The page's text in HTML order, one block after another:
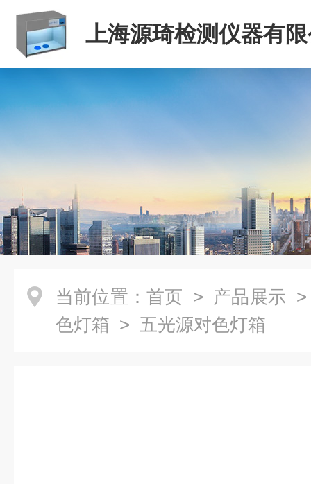
上海源琦检测仪器有
当前位置： 首页 > 产品展示
色灯箱 > 五光源对色灯箱